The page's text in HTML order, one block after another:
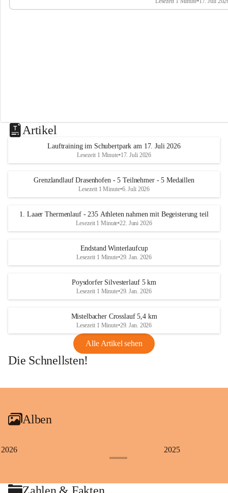
a
Artikel
Lauftraining im Schubertpark am 17. Juli 2026
Lesezeit 1 Minute•17. Juli 2026
Grenzlandlauf Drasenhofen - 5 Teilnehmer - 5 Medaillen
Lesezeit 1 Minute•6. Juli 2026
1. Laaer Thermenlauf - 235 Athleten nahmen mit Begeisterung teil
Lesezeit 1 Minute•22. Juni 2026
Endstand Winterlaufcup
Lesezeit 1 Minute•29. Jan. 2026
Poysdorfer Silvesterlauf 5 km
Lesezeit 1 Minute•29. Jan. 2026
Mistelbacher Crosslauf 5,4 km
Lesezeit 1 Minute•29. Jan. 2026
Alle Artikel sehen
Die Schnellsten!
+1
Alben
2026 2025
Zahlen & Fakten